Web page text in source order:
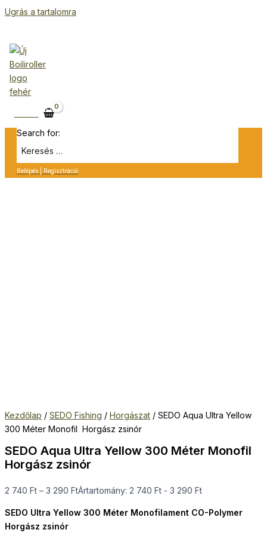
Ugrás a tartalomra
Search for:
Belépés | Regisztráció
Kezdőlap / SEDO Fishing / Horgászat / SEDO Aqua Ultra Yellow
300 Méter Monofil Horgász zsinór
SEDO Aqua Ultra Yellow 300 Méter Monofil
Horgász zsinór
2 740 Ft – 3 290 FtÁrtartomány: 2 740 Ft - 3 290 Ft
SEDO Ultra Yellow 300 Méter Monofilament CO-Polymer
Horgász zsinór